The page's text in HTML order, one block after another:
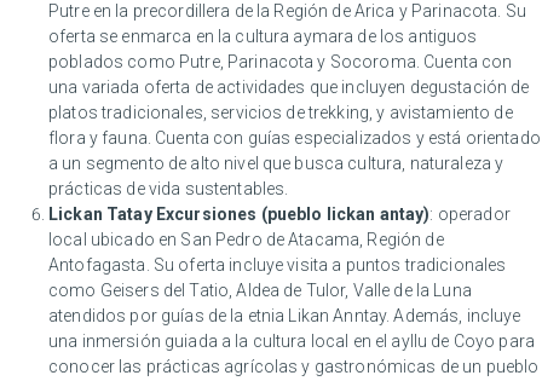
Putre en la precordillera de la Región de Arica y Parinacota. Su
oferta se enmarca en la cultura aymara de los antiguos
poblados como Putre, Parinacota y Socoroma. Cuenta con
una variada oferta de actividades que incluyen degustación de
platos tradicionales, servicios de trekking, y avistamiento de
flora y fauna. Cuenta con guías especializados y está orientado
a un segmento de alto nivel que busca cultura, naturaleza y
prácticas de vida sustentables.
Lickan Tatay Excursiones (pueblo lickan antay): operador
local ubicado en San Pedro de Atacama, Región de
Antofagasta. Su oferta incluye visita a puntos tradicionales
como Geisers del Tatio, Aldea de Tulor, Valle de la Luna
atendidos por guías de la etnia Likan Anntay. Además, incluye
una inmersión guiada a la cultura local en el ayllu de Coyo para
conocer las prácticas agrícolas y gastronómicas de un pueblo